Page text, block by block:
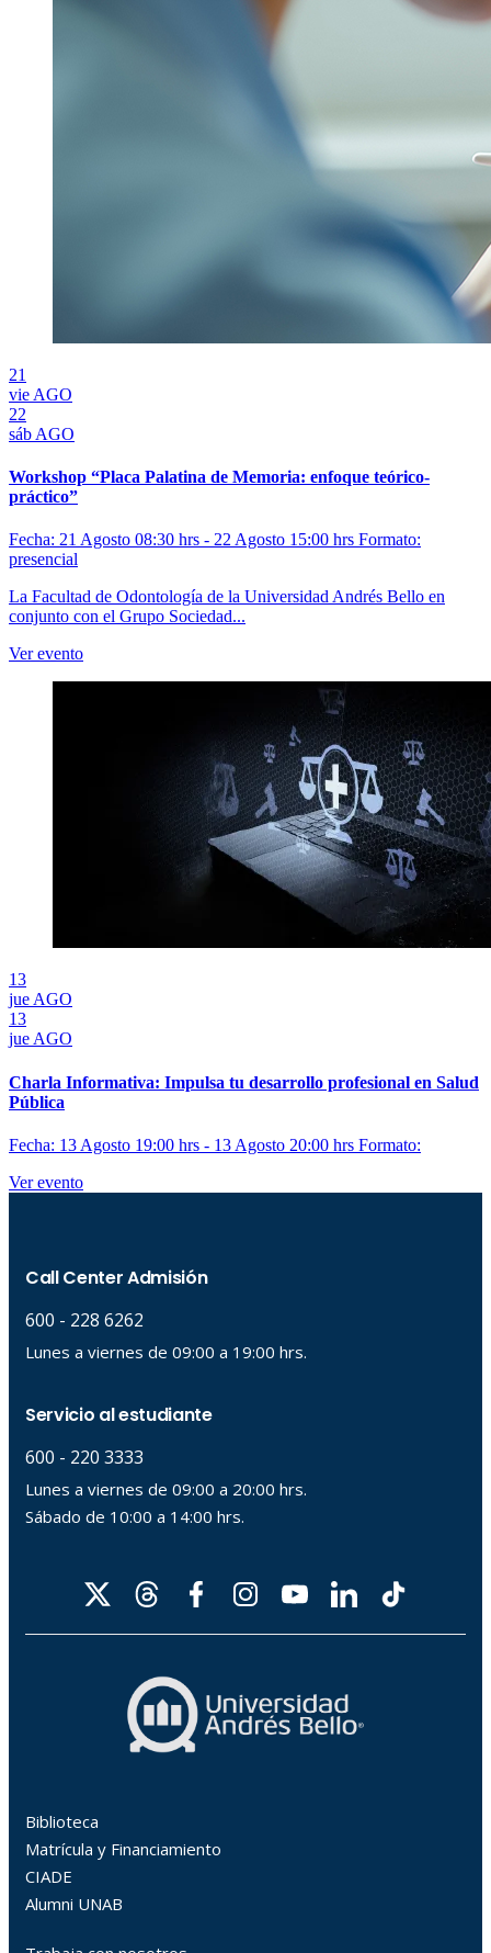
21
vie AGO
22
sáb AGO
Workshop “Placa Palatina de Memoria: enfoque teórico-
práctico”
Fecha: 21 Agosto 08:30 hrs - 22 Agosto 15:00 hrs Formato:
presencial
La Facultad de Odontología de la Universidad Andrés Bello en
conjunto con el Grupo Sociedad...
Ver evento
13
jue AGO
13
jue AGO
Charla Informativa: Impulsa tu desarrollo profesional en Salud
Pública
Fecha: 13 Agosto 19:00 hrs - 13 Agosto 20:00 hrs Formato:
Ver evento